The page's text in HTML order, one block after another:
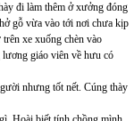
đi làm thêm ở xưởng đóng
gỗ vừa vào tới nơi chưa kịp
xe xuống chèn vào
giáo viên về hưu có
nhưng tốt nết. Cúng thày